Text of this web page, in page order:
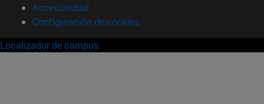
Accesibilidad
Configuración de cookies
Localizador de campus